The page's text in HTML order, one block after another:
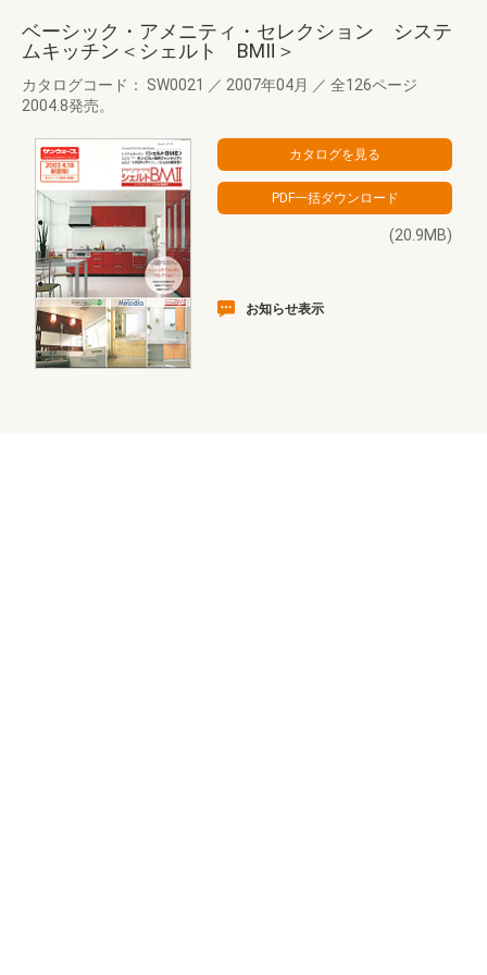
ベーシック・アメニティ・セレクション システ
ムキッチン＜シェルト BMⅡ＞
カタログコード： SW0021 ／ 2007年04月 ／ 全126ページ
2004.8発売。
(20.9MB)
お知らせ表示